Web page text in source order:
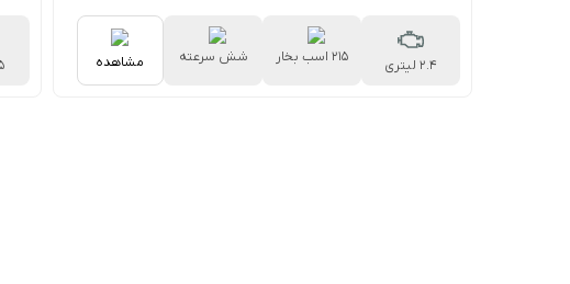
2.4 لیتری 215 اسب بخار
شش سرعته
مشاهده